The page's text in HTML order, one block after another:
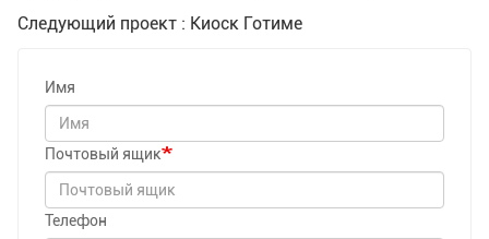
Следующий проект : Киоск Готиме
Имя
Почтовый ящик
Телефон